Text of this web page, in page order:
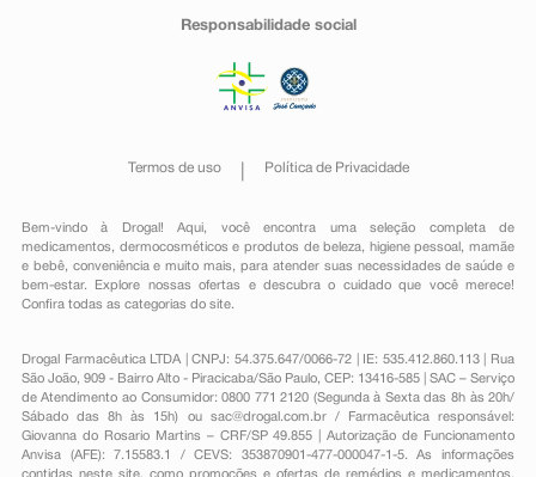
Responsabilidade social
Termos de uso Política de Privacidade
Bem-vindo à Drogal! Aqui, você encontra uma seleção completa de
medicamentos , dermocosméticos e produtos de beleza, higiene pessoal ,mamãe
e bebê, conveniênciae muito mais, para atender suas necessidades de saúde e
bem-estar. Explore nossas ofertas e descubra o cuidado que você merece!
Confira todas as categorias do site.
Drogal Farmacêutica LTDA | CNPJ: 54.375.647/0066-72 | IE: 535.412.860.113 | Rua
São João, 909 - Bairro Alto - Piracicaba/São Paulo, CEP: 13416-585 | SAC – Serviço
de Atendimento ao Consumidor: 0800 771 2120 (Segunda à Sexta das 8h às 20h/
Sábado das 8h às 15h) ou sac@drogal.com.br/ Farmacêutica responsável:
Giovanna do Rosario Martins – CRF/SP 49.855 | Autorização de Funcionamento
Anvisa (AFE): 7.15583.1 / CEVS: 353870901-477-000047-1-5. As informações
contidas neste site, como promoções e ofertas de remédios e medicamentos,